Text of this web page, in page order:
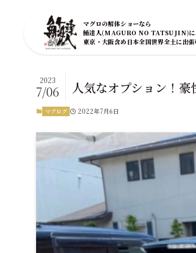
マグロの解体ショーなら
鮪達人(MAGURO NO TATSUJIN)に
東京・大阪含め日本全国世界全土に出張
人気なオプション！豪
2023
7/06
マグログ 2022年7月6日